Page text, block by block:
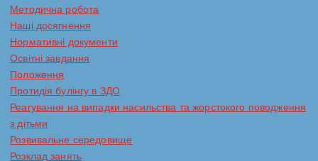
Методична робота
Наші досягнення
Нормативні документи
Освітні завдання
Положення
Протидія булінгу в ЗДО
Реагування на випадки насильства та жорстокого поводження
з дітьми
Розвивальне середовище
Розклад занять